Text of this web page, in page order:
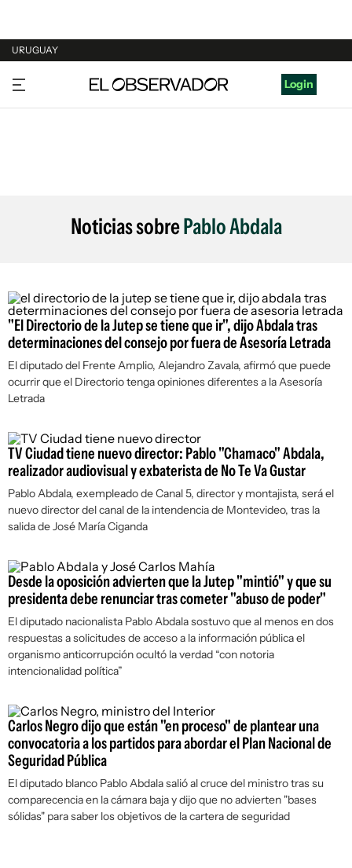
URUGUAY
URUGUAY
ARGENTINA
Login
Noticias sobrePablo Abdala
"El Directorio de la Jutep se tiene que ir", dijo Abdala tras
determinaciones del consejo por fuera de Asesoría Letrada
El diputado del Frente Amplio, Alejandro Zavala, afirmó que puede
ocurrir que el Directorio tenga opiniones diferentes a la Asesoría
Letrada
TV Ciudad tiene nuevo director: Pablo "Chamaco" Abdala,
realizador audiovisual y exbaterista de No Te Va Gustar
Pablo Abdala, exempleado de Canal 5, director y montajista, será el
nuevo director del canal de la intendencia de Montevideo, tras la
salida de José María Ciganda
Desde la oposición advierten que la Jutep "mintió" y que su
presidenta debe renunciar tras cometer "abuso de poder"
El diputado nacionalista Pablo Abdala sostuvo que al menos en dos
respuestas a solicitudes de acceso a la información pública el
organismo anticorrupción ocultó la verdad “con notoria
intencionalidad política”
Carlos Negro dijo que están "en proceso" de plantear una
convocatoria a los partidos para abordar el Plan Nacional de
Seguridad Pública
El diputado blanco Pablo Abdala salió al cruce del ministro tras su
comparecencia en la cámara baja y dijo que no advierten "bases
sólidas" para saber los objetivos de la cartera de seguridad